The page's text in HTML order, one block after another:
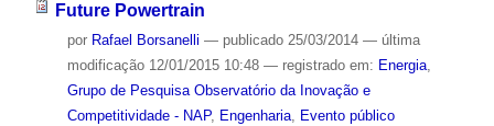
Future Powertrain
por Rafael Borsanelli — publicado25/03/2014 — última
modificação12/01/2015 10:48 — registrado em: Energia,
Grupo de Pesquisa Observatório da Inovação e
Competitividade - NAP, Engenharia, Evento público